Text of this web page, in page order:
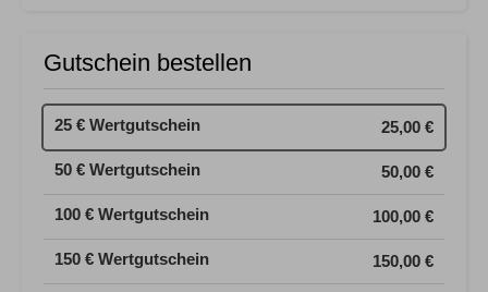
Gutschein bestellen
25 € Wertgutschein 25,00 €
50 € Wertgutschein 50,00 €
100 € Wertgutschein 100,00 €
150 € Wertgutschein 150,00 €